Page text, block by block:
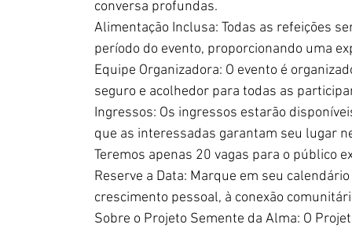
conversa profundas.
Alimentação Inclusa: Todas as refeições
período do evento, proporcionando uma
Equipe Organizadora: O evento é
seguro e acolhedor para todas as
Ingressos: Os ingressos estarão
que as interessadas garantam seu lugar
Teremos apenas 20 vagas para o público
Reserve a Data: Marque em seu
crescimento pessoal, à conexão
Sobre o Projeto Semente da Alma: O